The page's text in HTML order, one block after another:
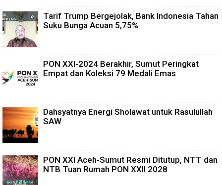
Tarif Trump Bergejolak, Bank Indonesia Tahan
Suku Bunga Acuan 5,75%
PON XXI-2024 Berakhir, Sumut Peringkat
Empat dan Koleksi 79 Medali Emas
Dahsyatnya Energi Sholawat untuk Rasulullah
SAW
PON XXI Aceh-Sumut Resmi Ditutup, NTT dan
NTB Tuan Rumah PON XXII 2028